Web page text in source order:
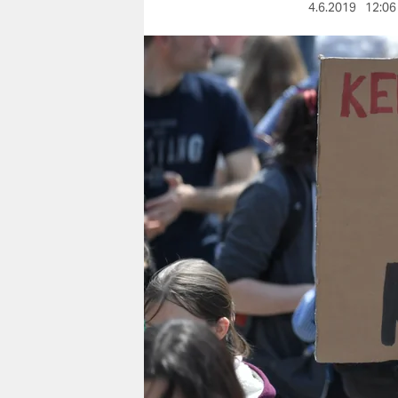
nord
wahrheit
verlag
verlag
veranstaltungen
shop
fragen & hilfe
unterstützen
abo
genossenschaft
4.6.2019